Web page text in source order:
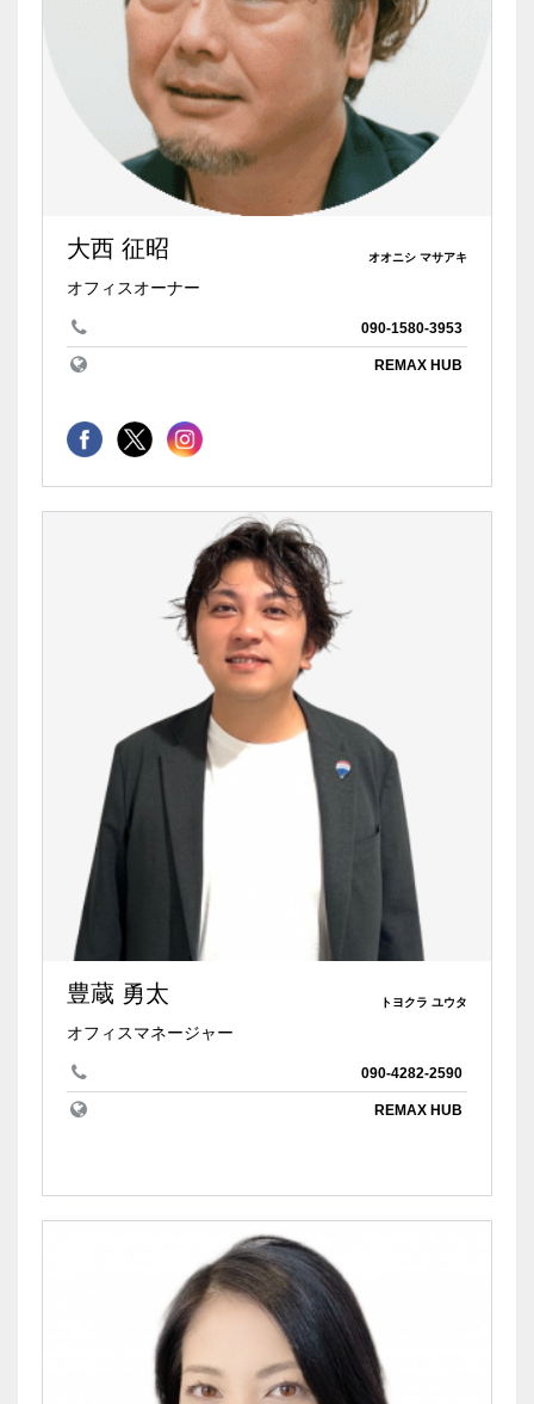
大西 征昭 オオニシ マサアキ
オフィスオーナー
090-1580-3953
REMAX HUB
豊蔵 勇太 トヨクラ ユウタ
オフィスマネージャー
090-4282-2590
REMAX HUB